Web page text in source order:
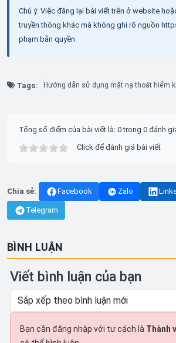
Chú ý: Việc đăng lại bài viết trên ở website
truyền thông khác mà không ghi rõ nguồn
phạm bản quyền
Tags: Hướng dẫn sử dụng mặt nạ thoát hiểm
Tổng số điểm của bài viết là: 0 trong 0 đánh
Click để đánh giá bài viết
Chia sẻ: Facebook Zalo
Telegram
BÌNH LUẬN
Viết bình luận của bạn
Bạn cần đăng nhập với tư cách là Thành